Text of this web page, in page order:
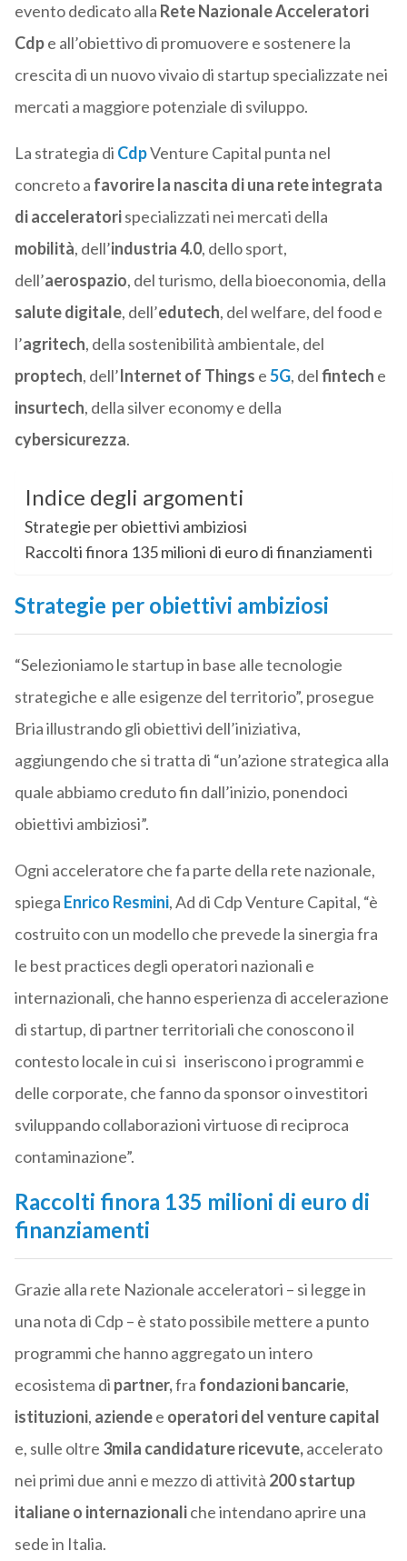
evento dedicato alla Rete Nazionale Acceleratori
Cdpe all’obiettivo di promuovere e sostenere la
crescita di un nuovo vivaio di startup specializzate nei
mercati a maggiore potenziale di sviluppo.
La strategia di CdpVenture Capital punta nel
concreto a favorire la nascita di una rete integrata
di acceleratorispecializzati nei mercati della
mobilità, dell’industria 4.0, dello sport,
dell’aerospazio, del turismo, della bioeconomia, della
salute digitale, dell’edutech, del welfare, del food e
l’agritech, della sostenibilità ambientale, del
proptech, dell’Internet of Things e5G, delfintech e
insurtech, della silver economy e della
cybersicurezza.
Indice degli argomenti
Strategie per obiettivi ambiziosi
Raccolti finora 135 milioni di euro di finanziamenti
Strategie per obiettivi ambiziosi
“Selezioniamo le startup in base alle tecnologie
strategiche e alle esigenze del territorio”, prosegue
Bria illustrando gli obiettivi dell’iniziativa,
aggiungendo che si tratta di “un’azione strategica alla
quale abbiamo creduto fin dall’inizio, ponendoci
obiettivi ambiziosi”.
Ogni acceleratore che fa parte della rete nazionale,
spiega Enrico Resmini, Ad di Cdp Venture Capital, “è
costruito con un modello che prevede la sinergia fra
le best practices degli operatori nazionali e
internazionali, che hanno esperienza di accelerazione
di startup, di partner territoriali che conoscono il
contesto locale in cui si inseriscono i programmi e
delle corporate, che fanno da sponsor o investitori
sviluppando collaborazioni virtuose di reciproca
contaminazione”.
Raccolti finora 135 milioni di euro di
finanziamenti
Grazie alla rete Nazionale acceleratori – si legge in
una nota di Cdp – è stato possibile mettere a punto
programmi che hanno aggregato un intero
ecosistema di partner,fra fondazioni bancarie,
istituzioni, aziendee operatori del venture capital
e, sulle oltre 3mila candidature ricevute,accelerato
nei primi due anni e mezzo di attività 200 startup
italiane o internazionaliche intendano aprire una
sede in Italia.